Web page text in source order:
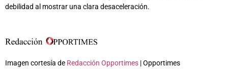
debilidad al mostrar una clara desaceleración.
Imagen cortesía de Redacción Opportimes | Opportimes